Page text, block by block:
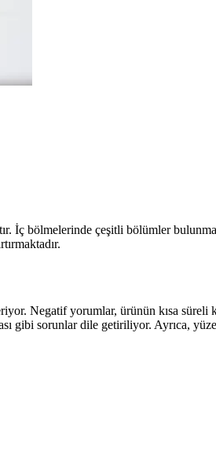
İç bölmelerinde çeşitli bölümler
Negatif yorumlar, ürünün kısa süreli
gibi sorunlar dile getiriliyor. Ayrıca,